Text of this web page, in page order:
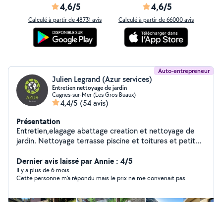
4,6/5
Calculé à partir de 48731 avis
4,6/5
Calculé à partir de 66000 avis
Auto-entrepreneur
Julien Legrand (Azur services)
Entretien nettoyage de jardin
Cagnes-sur-Mer (Les Gros Buaux)
4,4/5 (54 avis)
Présentation
Entretien,elagage abattage creation et nettoyage de
jardin. Nettoyage terrasse piscine et toitures et petit
partuculiers et professionnelles bureaux .
Dernier avis laissé par Annie : 4/5
Il y a plus de 6 mois
Cette personne m'a répondu mais le prix ne me convenait pas